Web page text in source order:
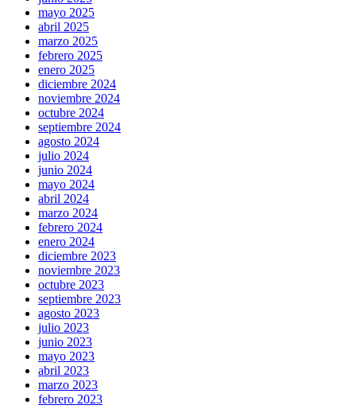
mayo 2025
abril 2025
marzo 2025
febrero 2025
enero 2025
diciembre 2024
noviembre 2024
octubre 2024
septiembre 2024
agosto 2024
julio 2024
junio 2024
mayo 2024
abril 2024
marzo 2024
febrero 2024
enero 2024
diciembre 2023
noviembre 2023
octubre 2023
septiembre 2023
agosto 2023
julio 2023
junio 2023
mayo 2023
abril 2023
marzo 2023
febrero 2023